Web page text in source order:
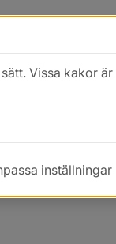
Vissa kakor
inställningar